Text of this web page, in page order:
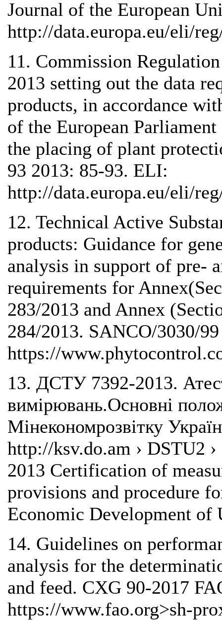
Journal of the European
http://data.europa.eu/eli/
11. Commission
2013 setting out the data
products, in accordance
of the European
the placing of plant
93 2013: 85-93. ELI:
http://data.europa.eu/eli/
12. Technical Active
products: Guidance for
analysis in support of pre-
requirements for
283/2013 and Annex
284/2013. SANCO/3030/
https://
13. ДСТУ 7392-2013.
вимірювань.Основні
Мінекономрозвітку
http://ksv.do.am › DSTU2
2013 Certification of
provisions and procedure
Economic Development of
14. Guidelines on
analysis for the
and feed. CXG 90-2017
https://www.fao.org>sh-